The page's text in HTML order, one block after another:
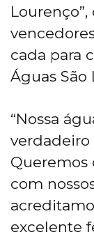
cada para
Águas São
“Nossa
verdadeiro
Queremos
com
excelente